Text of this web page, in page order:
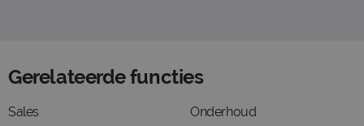
Gerelateerde functies
Sales Onderhoud